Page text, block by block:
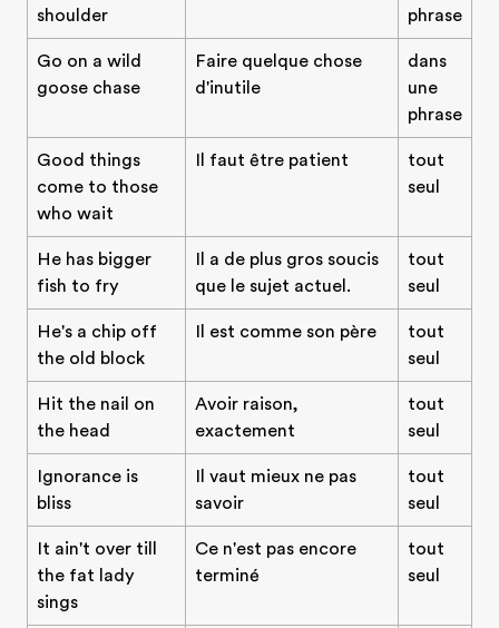
shoulder
phrase
Go on a wild
goose chase
Faire quelque chose
d'inutile
dans
une
phrase
Good things
come to those
who wait
Il faut être patient
tout
seul
He has bigger
fish to fry
Il a de plus gros soucis
que le sujet actuel.
tout
seul
He's a chip off
the old block
Il est comme son père
tout
seul
Hit the nail on
the head
Avoir raison,
exactement
tout
seul
Ignorance is
bliss
Il vaut mieux ne pas
savoir
tout
seul
It ain't over till
the fat lady
sings
Ce n'est pas encore
terminé
tout
seul